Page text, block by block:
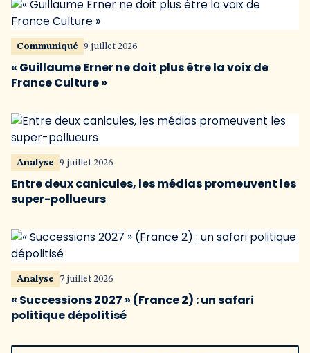
Communiqué 9 juillet 2026
« Guillaume Erner ne doit plus être la voix de
France Culture »
Analyse 9 juillet 2026
Entre deux canicules, les médias promeuvent les
super-pollueurs
Analyse 7 juillet 2026
« Successions 2027 » (France 2) : un safari
politique dépolitisé